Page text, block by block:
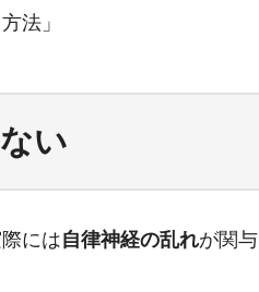
法」
い
には自律神経の乱れが関与